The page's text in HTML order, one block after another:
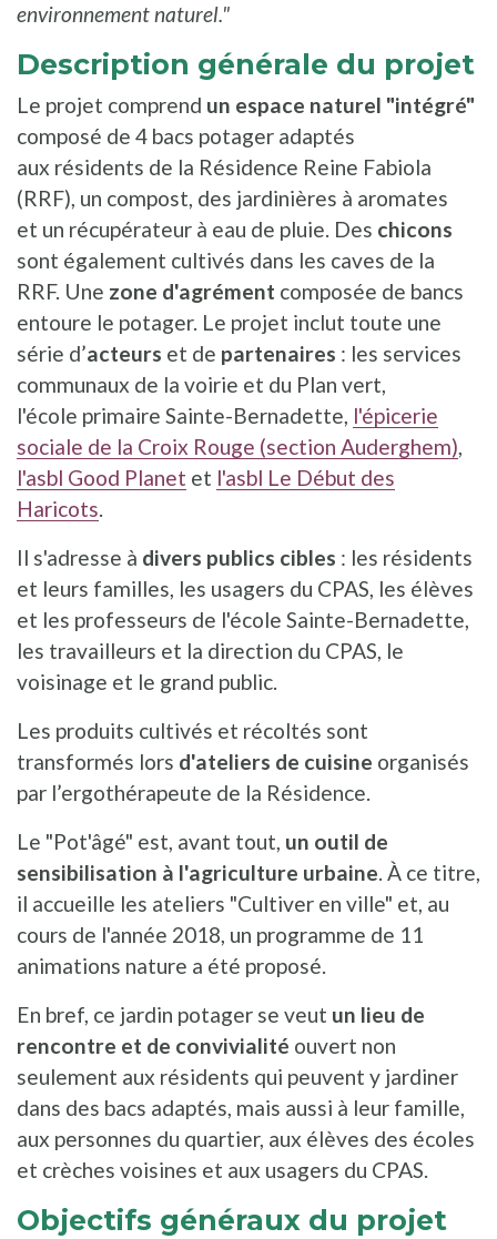
environnement naturel."
Description générale du projet
Le projet comprend un espace naturel "intégré"
composé de 4 bacs potager adaptés
aux résidents de la Résidence Reine Fabiola
(RRF), un compost, des jardinières à aromates
et un récupérateur à eau de pluie. Des chicons
sont également cultivés dans les caves de la
RRF. Une zone d'agrément composée de bancs
entoure le potager. Le projet inclut toute une
série d’acteurs et de partenaires : les services
communaux de la voirie et du Plan vert,
l'école primaire Sainte-Bernadette, l'épicerie
sociale de la Croix Rouge (section Auderghem),
l'asbl Good Planet et l'asbl Le Début des
Haricots.
Il s'adresse à divers publics cibles : les résidents
et leurs familles, les usagers du CPAS, les élèves
et les professeurs de l'école Sainte-Bernadette,
les travailleurs et la direction du CPAS, le
voisinage et le grand public.
Les produits cultivés et récoltés sont
transformés lors d'ateliers de cuisine organisés
par l’ergothérapeute de la Résidence.
Le "Pot'âgé" est, avant tout, un outil de
sensibilisation à l'agriculture urbaine. À ce titre,
il accueille les ateliers "Cultiver en ville" et, au
cours de l'année 2018, un programme de 11
animations nature a été proposé.
En bref, ce jardin potager se veut un lieu de
rencontre et de convivialité ouvert non
seulement aux résidents qui peuvent y jardiner
dans des bacs adaptés, mais aussi à leur famille,
aux personnes du quartier, aux élèves des écoles
et crèches voisines et aux usagers du CPAS.
Objectifs généraux du projet